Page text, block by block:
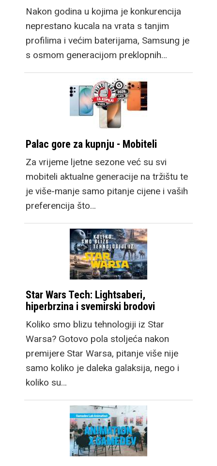
Nakon godina u kojima je konkurencija
neprestano kucala na vrata s tanjim
profilima i većim baterijama, Samsung je
s osmom generacijom preklopnih…
Palac gore za kupnju - Mobiteli
Za vrijeme ljetne sezone već su svi
mobiteli aktualne generacije na tržištu te
je više-manje samo pitanje cijene i vaših
preferencija što…
Star Wars Tech: Lightsaberi,
hiperbrzina i svemirski brodovi
Koliko smo blizu tehnologiji iz Star
Warsa? Gotovo pola stoljeća nakon
premijere Star Warsa, pitanje više nije
samo koliko je daleka galaksija, nego i
koliko su…